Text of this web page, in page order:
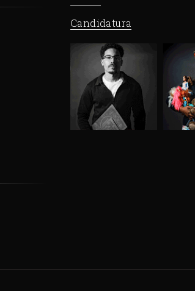
Candidatura